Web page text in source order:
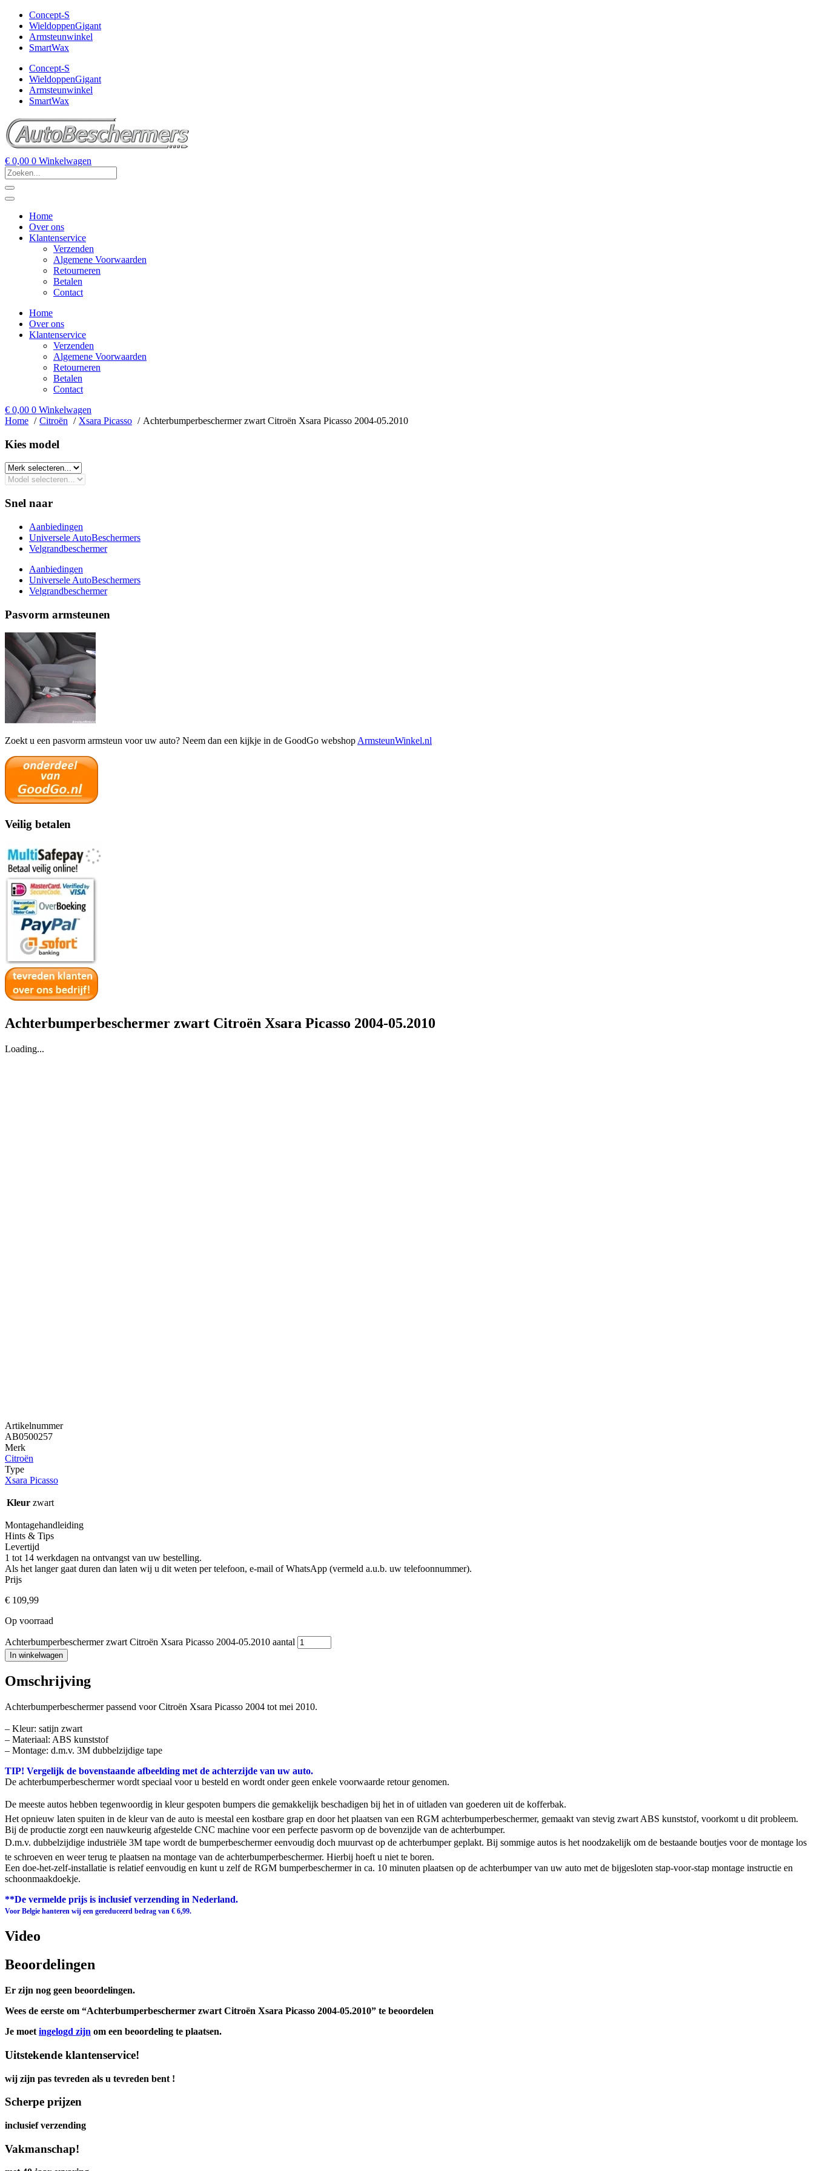
Concept-S
WieldoppenGigant
Armsteunwinkel
SmartWax
Concept-S
WieldoppenGigant
Armsteunwinkel
SmartWax
€ 0,00 0 Winkelwagen
Home
Over ons
Klantenservice
Verzenden
Algemene Voorwaarden
Retourneren
Betalen
Contact
Home
Over ons
Klantenservice
Verzenden
Algemene Voorwaarden
Retourneren
Betalen
Contact
€ 0,00 0 Winkelwagen
Home
Citroën Xsara Picasso Achterbumperbeschermer zwart Citroën Xsara Picasso 2004-05.2010
Kies model​
Snel naar
Aanbiedingen
Universele AutoBeschermers
Velgrandbeschermer
Aanbiedingen
Universele AutoBeschermers
Velgrandbeschermer
Pasvorm armsteunen
Zoekt u een pasvorm armsteun voor uw auto? Neem dan een kijkje in de GoodGo webshop ArmsteunWinkel.nl
Veilig betalen
Achterbumperbeschermer zwart Citroën Xsara Picasso 2004-05.2010
Loading...
Artikelnummer
AB0500257
Merk
Citroën
Type
Xsara Picasso
Kleur zwart
Montagehandleiding
Hints & Tips
Levertijd
1 tot 14 werkdagen na ontvangst van uw bestelling.
Als het langer gaat duren dan laten wij u dit weten per telefoon, e-mail of WhatsApp (vermeld a.u.b. uw telefoonnummer).
Prijs
€ 109,99
Op voorraad
Achterbumperbeschermer zwart Citroën Xsara Picasso 2004-05.2010 aantal
In winkelwagen
Omschrijving
Achterbumperbeschermer passend voor Citroën Xsara Picasso 2004 tot mei 2010.
– Kleur: satijn zwart
– Materiaal: ABS kunststof
– Montage: d.m.v. 3M dubbelzijdige tape
TIP! Vergelijk de bovenstaande afbeelding met de achterzijde van uw auto.
De achterbumperbeschermer wordt speciaal voor u besteld en wordt onder geen enkele voorwaarde retour genomen.
De meeste autos hebben tegenwoordig in kleur gespoten bumpers die gemakkelijk beschadigen bij het in of uitladen van goederen uit de kofferbak.
Het opnieuw laten spuiten in de kleur van de auto is meestal een kostbare grap en door het plaatsen van een RGM achterbumperbeschermer, gemaakt van stevig zwart ABS kunststof, voorkomt u dit probleem.
Bij de productie zorgt een nauwkeurig afgestelde CNC machine voor een perfecte pasvorm op de bovenzijde van de achterbumper.
D.m.v. dubbelzijdige industriële 3M tape wordt de bumperbeschermer eenvoudig doch muurvast op de achterbumper geplakt. Bij sommige autos is het noodzakelijk om de bestaande boutjes voor de montage los
te schroeven en weer terug te plaatsen na montage van de achterbumperbeschermer. Hierbij hoeft u niet te boren.
Een doe-het-zelf-installatie is relatief eenvoudig en kunt u zelf de RGM bumperbeschermer in ca. 10 minuten plaatsen op de achterbumper van uw auto met de bijgesloten stap-voor-stap montage instructie en
schoonmaakdoekje.
**De vermelde prijs is inclusief verzending in Nederland.
Voor Belgie hanteren wij een gereduceerd bedrag van € 6,99.
Video
Beoordelingen
Er zijn nog geen beoordelingen.
Wees de eerste om “Achterbumperbeschermer zwart Citroën Xsara Picasso 2004-05.2010” te beoordelen
Je moet ingelogd zijn om een beoordeling te plaatsen.
Uitstekende klantenservice!
wij zijn pas tevreden als u tevreden bent !
Scherpe prijzen
inclusief verzending
Vakmanschap!